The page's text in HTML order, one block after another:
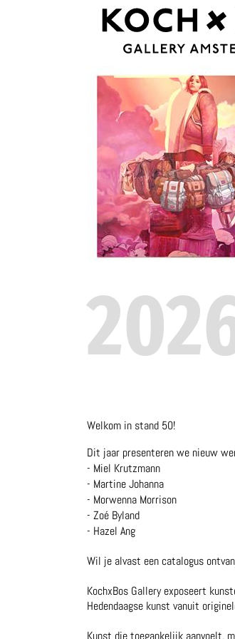
Welkom in stand 50!
Dit jaar presenteren we nieuw
- Miel Krutzmann
- Martine Johanna
- Morwenna Morrison
- Zoé Byland
- Hazel Ang
Wil je alvast een catalogus
KochxBos Gallery exposeert
Hedendaagse kunst vanuit
Kunst die toegankelijk aanvoelt,